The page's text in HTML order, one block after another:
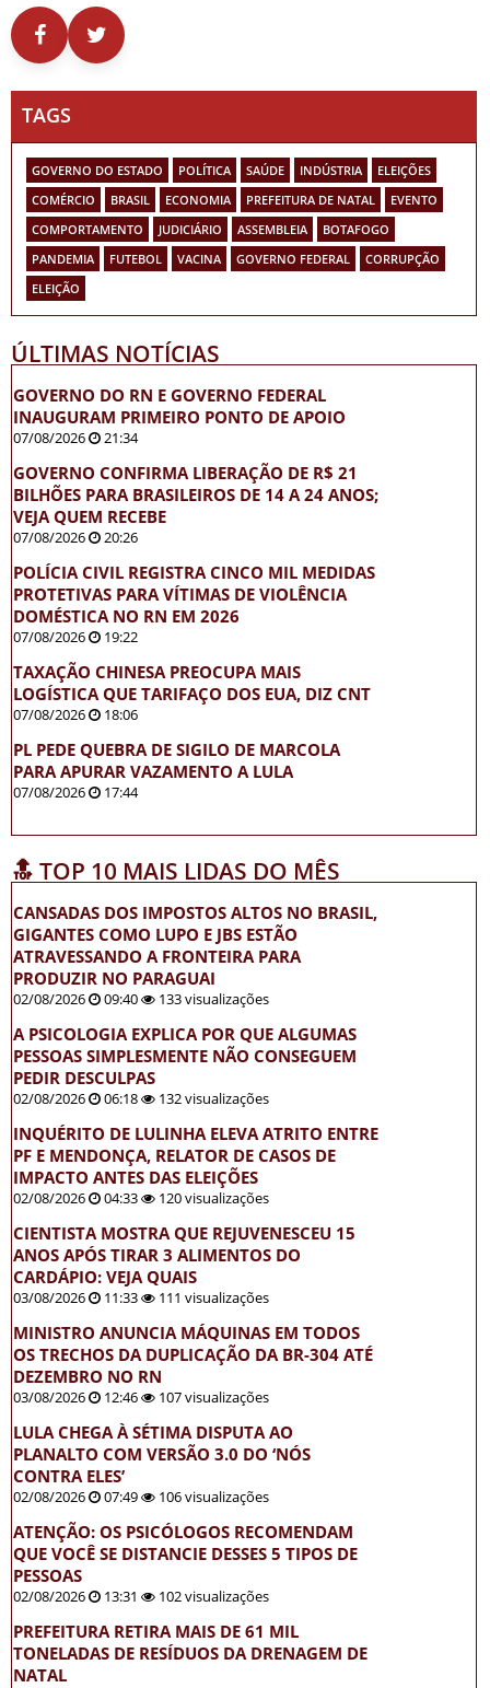
TAGS
GOVERNO DO ESTADO POLÍTICA SAÚDE INDÚSTRIA
ELEIÇÕES
COMÉRCIO
BRASIL ECONOMIA PREFEITURA DE NATAL
EVENTO
COMPORTAMENTO
JUDICIÁRIO ASSEMBLEIA
BOTAFOGO
PANDEMIA
FUTEBOL VACINA GOVERNO FEDERAL
CORRUPÇÃO
ELEIÇÃO
ÚLTIMAS NOTÍCIAS
GOVERNO DO RN E GOVERNO FEDERAL
INAUGURAM PRIMEIRO PONTO DE APOIO
07/08/2026 21:34
GOVERNO CONFIRMA LIBERAÇÃO DE R$ 21
BILHÕES PARA BRASILEIROS DE 14 A 24 ANOS;
VEJA QUEM RECEBE
07/08/2026 20:26
POLÍCIA CIVIL REGISTRA CINCO MIL MEDIDAS
PROTETIVAS PARA VÍTIMAS DE VIOLÊNCIA
DOMÉSTICA NO RN EM 2026
07/08/2026 19:22
TAXAÇÃO CHINESA PREOCUPA MAIS
LOGÍSTICA QUE TARIFAÇO DOS EUA, DIZ CNT
07/08/2026 18:06
PL PEDE QUEBRA DE SIGILO DE MARCOLA
PARA APURAR VAZAMENTO A LULA
07/08/2026 17:44
🔝 TOP 10 MAIS LIDAS DO MÊS
CANSADAS DOS IMPOSTOS ALTOS NO BRASIL,
GIGANTES COMO LUPO E JBS ESTÃO
ATRAVESSANDO A FRONTEIRA PARA
PRODUZIR NO PARAGUAI
02/08/2026 09:40 133 visualizações
A PSICOLOGIA EXPLICA POR QUE ALGUMAS
PESSOAS SIMPLESMENTE NÃO CONSEGUEM
PEDIR DESCULPAS
02/08/2026 06:18 132 visualizações
INQUÉRITO DE LULINHA ELEVA ATRITO ENTRE
PF E MENDONÇA, RELATOR DE CASOS DE
IMPACTO ANTES DAS ELEIÇÕES
02/08/2026 04:33 120 visualizações
CIENTISTA MOSTRA QUE REJUVENESCEU 15
ANOS APÓS TIRAR 3 ALIMENTOS DO
CARDÁPIO: VEJA QUAIS
03/08/2026 11:33 111 visualizações
MINISTRO ANUNCIA MÁQUINAS EM TODOS
OS TRECHOS DA DUPLICAÇÃO DA BR-304 ATÉ
DEZEMBRO NO RN
03/08/2026 12:46 107 visualizações
LULA CHEGA À SÉTIMA DISPUTA AO
PLANALTO COM VERSÃO 3.0 DO ‘NÓS
CONTRA ELES’
02/08/2026 07:49 106 visualizações
ATENÇÃO: OS PSICÓLOGOS RECOMENDAM
QUE VOCÊ SE DISTANCIE DESSES 5 TIPOS DE
PESSOAS
02/08/2026 13:31 102 visualizações
PREFEITURA RETIRA MAIS DE 61 MIL
TONELADAS DE RESÍDUOS DA DRENAGEM DE
NATAL